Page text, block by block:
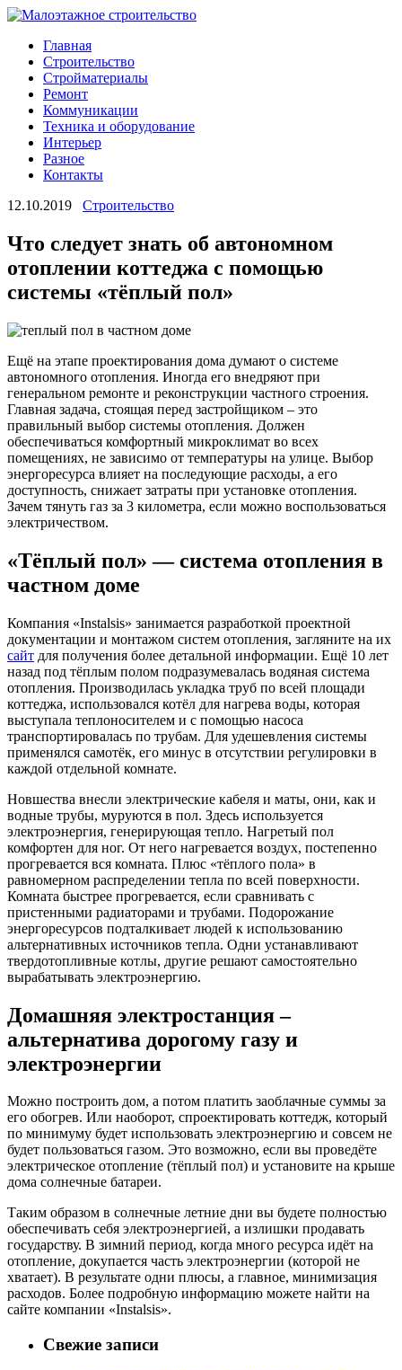
Главная
Строительство
Стройматериалы
Ремонт
Коммуникации
Техника и оборудование
Интерьер
Разное
Контакты
12.10.2019
Строительство
Что следует знать об автономном
отоплении коттеджа с помощью
системы «тёплый пол»
Ещё на этапе проектирования дома думают о системе
автономного отопления. Иногда его внедряют при
генеральном ремонте и реконструкции частного строения.
Главная задача, стоящая перед застройщиком – это
правильный выбор системы отопления. Должен
обеспечиваться комфортный микроклимат во всех
помещениях, не зависимо от температуры на улице. Выбор
энергоресурса влияет на последующие расходы, а его
доступность, снижает затраты при установке отопления.
Зачем тянуть газ за 3 километра, если можно воспользоваться
электричеством.
«Тёплый пол» — система отопления в
частном доме
Компания «Instalsis» занимается разработкой проектной
документации и монтажом систем отопления, загляните на их
сайт для получения более детальной информации. Ещё 10 лет
назад под тёплым полом подразумевалась водяная система
отопления. Производилась укладка труб по всей площади
коттеджа, использовался котёл для нагрева воды, которая
выступала теплоносителем и с помощью насоса
транспортировалась по трубам. Для удешевления системы
применялся самотёк, его минус в отсутствии регулировки в
каждой отдельной комнате.
Новшества внесли электрические кабеля и маты, они, как и
водные трубы, муруются в пол. Здесь используется
электроэнергия, генерирующая тепло. Нагретый пол
комфортен для ног. От него нагревается воздух, постепенно
прогревается вся комната. Плюс «тёплого пола» в
равномерном распределении тепла по всей поверхности.
Комната быстрее прогревается, если сравнивать с
пристенными радиаторами и трубами. Подорожание
энергоресурсов подталкивает людей к использованию
альтернативных источников тепла. Одни устанавливают
твердотопливные котлы, другие решают самостоятельно
вырабатывать электроэнергию.
Домашняя электростанция –
альтернатива дорогому газу и
электроэнергии
Можно построить дом, а потом платить заоблачные суммы за
его обогрев. Или наоборот, спроектировать коттедж, который
по минимуму будет использовать электроэнергию и совсем не
будет пользоваться газом. Это возможно, если вы проведёте
электрическое отопление (тёплый пол) и установите на крыше
дома солнечные батареи.
Таким образом в солнечные летние дни вы будете полностью
обеспечивать себя электроэнергией, а излишки продавать
государству. В зимний период, когда много ресурса идёт на
отопление, докупается часть электроэнергии (которой не
хватает). В результате одни плюсы, а главное, минимизация
расходов. Более подробную информацию можете найти на
сайте компании «Instalsis».
Свежие записи